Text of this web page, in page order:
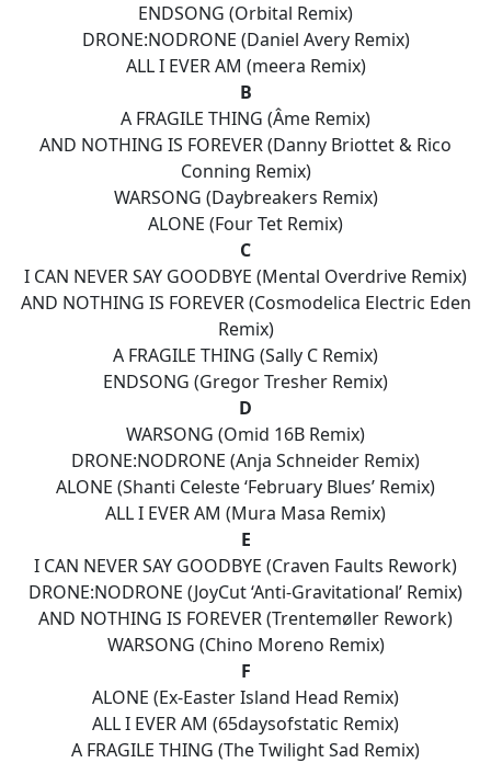
ENDSONG (Orbital Remix)
DRONE:NODRONE (Daniel Avery Remix)
ALL I EVER AM (meera Remix)
B
A FRAGILE THING (Âme Remix)
AND NOTHING IS FOREVER (Danny Briottet & Rico
Conning Remix)
WARSONG (Daybreakers Remix)
ALONE (Four Tet Remix)
C
I CAN NEVER SAY GOODBYE (Mental Overdrive Remix)
AND NOTHING IS FOREVER (Cosmodelica Electric Eden
Remix)
A FRAGILE THING (Sally C Remix)
ENDSONG (Gregor Tresher Remix)
D
WARSONG (Omid 16B Remix)
DRONE:NODRONE (Anja Schneider Remix)
ALONE (Shanti Celeste ‘February Blues’ Remix)
ALL I EVER AM (Mura Masa Remix)
E
I CAN NEVER SAY GOODBYE (Craven Faults Rework)
DRONE:NODRONE (JoyCut ‘Anti-Gravitational’ Remix)
AND NOTHING IS FOREVER (Trentemøller Rework)
WARSONG (Chino Moreno Remix)
F
ALONE (Ex-Easter Island Head Remix)
ALL I EVER AM (65daysofstatic Remix)
A FRAGILE THING (The Twilight Sad Remix)